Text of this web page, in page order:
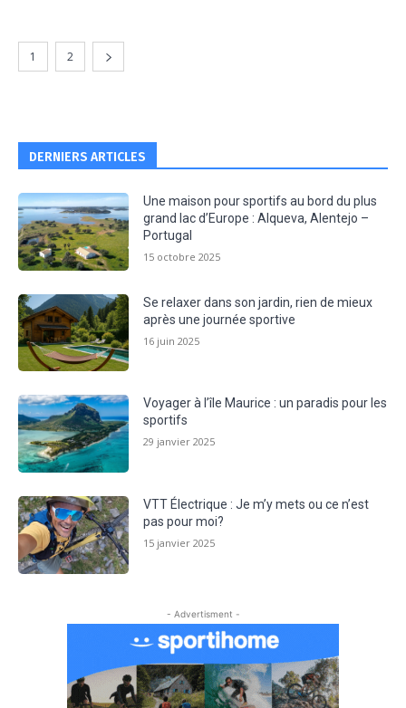
1 2
DERNIERS ARTICLES
Une maison pour sportifs au bord du plus
grand lac d’Europe : Alqueva, Alentejo –
Portugal
15 octobre 2025
Se relaxer dans son jardin, rien de mieux
après une journée sportive
16 juin 2025
Voyager à l’île Maurice : un paradis pour les
sportifs
29 janvier 2025
VTT Électrique : Je m’y mets ou ce n’est
pas pour moi?
15 janvier 2025
- Advertisment -